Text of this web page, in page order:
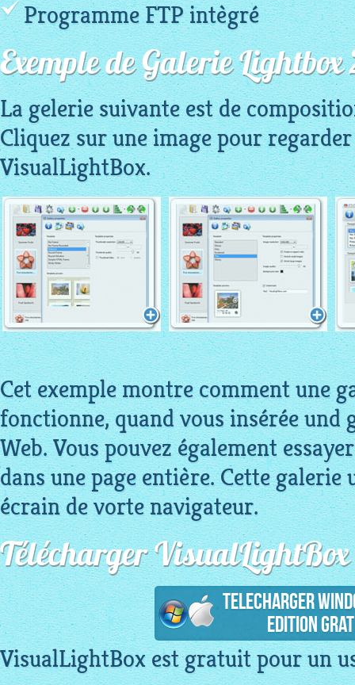
Programme FTP intègré
Exemple de Galerie Lightbox
La gelerie suivante est de
Cliquez sur une image pour
VisualLightBox.
Cet exemple montre comment une
fonctionne, quand vous insérée und
Web. Vous pouvez également
dans une page entière. Cette
écrain de vorte navigateur.
Télécharger VisualLightBox
Telecharger
Edition
VisualLightBox est gratuit pour un